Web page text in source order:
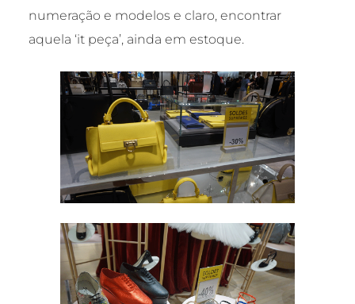
numeração e modelos e claro, encontrar
aquela ‘it peça’, ainda em estoque.